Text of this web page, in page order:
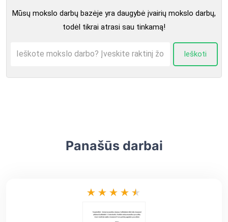
Mūsų mokslo darbų bazėje yra daugybė įvairių mokslo darbų,
todėl tikrai atrasi sau tinkamą!
Ieškoti
Panašūs darbai